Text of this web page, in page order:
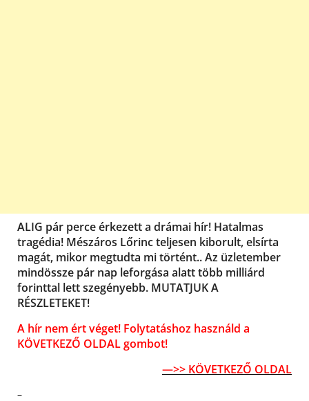
ALIG pár perce érkezett a drámai hír! Hatalmas
tragédia! Mészáros Lőrinc teljesen kiborult, elsírta
magát, mikor megtudta mi történt.. Az üzletember
mindössze pár nap leforgása alatt több milliárd
forinttal lett szegényebb. MUTATJUK A
RÉSZLETEKET!
A hír nem ért véget! Folytatáshoz használd a
KÖVETKEZŐ OLDAL gombot!
—>> KÖVETKEZŐ OLDAL
–